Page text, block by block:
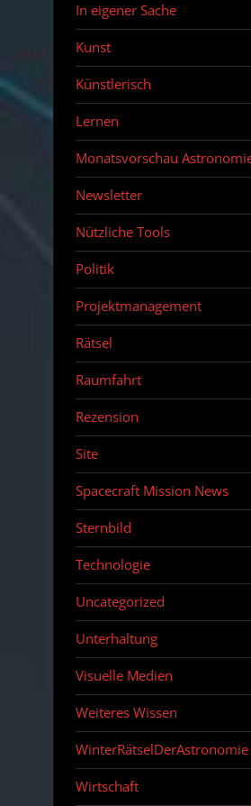
In eigener Sache
Kunst
Künstlerisch
Lernen
Monatsvorschau
Newsletter
Nützliche Tools
Politik
Projektmanagement
Rätsel
Raumfahrt
Rezension
Site
Spacecraft Mission News
Sternbild
Technologie
Uncategorized
Unterhaltung
Visuelle Medien
Weiteres Wissen
WinterRätselDerAstronomie
Wirtschaft